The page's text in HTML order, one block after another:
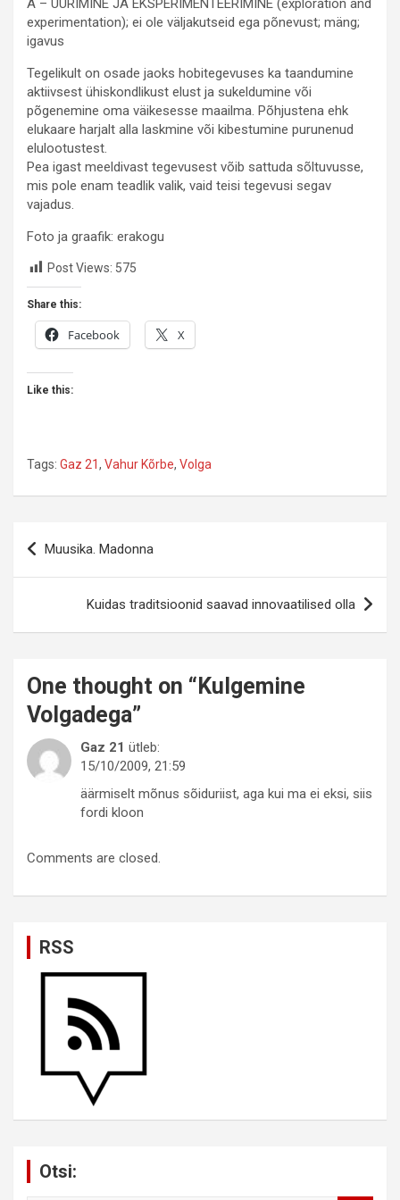
A – UURIMINE JA EKSPERIMENTEERIMINE (exploration and
experimentation); ei ole väljakutseid ega põnevust; mäng;
igavus
Tegelikult on osade jaoks hobitegevuses ka taandumine
aktiivsest ühiskondlikust elust ja sukeldumine või
põgenemine oma väikesesse maailma. Põhjustena ehk
elukaare harjalt alla laskmine või kibestumine purunenud
elulootustest.
Pea igast meeldivast tegevusest võib sattuda sõltuvusse,
mis pole enam teadlik valik, vaid teisi tegevusi segav
vajadus.
Foto ja graafik: erakogu
Post Views: 575
Share this:
Facebook X
Like this:
Tags: Gaz 21, Vahur Kõrbe, Volga
Navigeerimine
Muusika. Madonna
Kuidas traditsioonid saavad innovaatilised olla
One thought on “ Kulgemine
Volgadega”
Gaz 21 ütleb:
15/10/2009, 21:59
äärmiselt mõnus sõiduriist, aga kui ma ei eksi, siis
fordi kloon
Comments are closed.
RSS
Otsi: